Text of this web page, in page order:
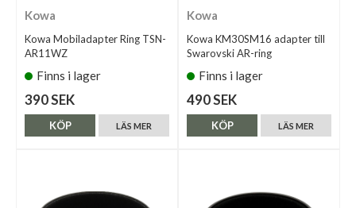
Kowa
Kowa Mobiladapter Ring TSN-
AR11WZ
Finns i lager
390 SEK
LÄS MER
KÖP
Kowa
Kowa KM30SM16 adapter till
Swarovski AR-ring
Finns i lager
490 SEK
LÄS MER
KÖP